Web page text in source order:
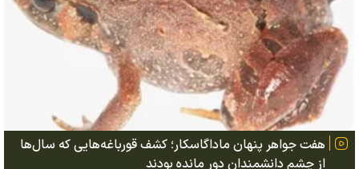
هفت جواهر پنهان ماداگاسکار؛ کشف قورباغه‌هایی که سال‌ها
از چشم دانشمندان دور مانده بودند